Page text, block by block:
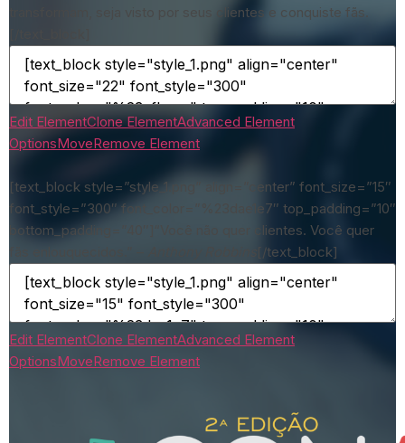
transformam, seja visto por seus clientes e conquiste fãs.
Edit ElementClone ElementAdvanced Element
OptionsMoveRemove Element
[text_block style=”style_1.png” align=”center” font_size=”15″
font_style=”300″ font_color=”%23dae1e7″ top_padding=”10″
bottom_padding=”40″]“Você não quer clientes. Você quer
[/text_block]
Edit ElementClone ElementAdvanced Element
OptionsMoveRemove Element